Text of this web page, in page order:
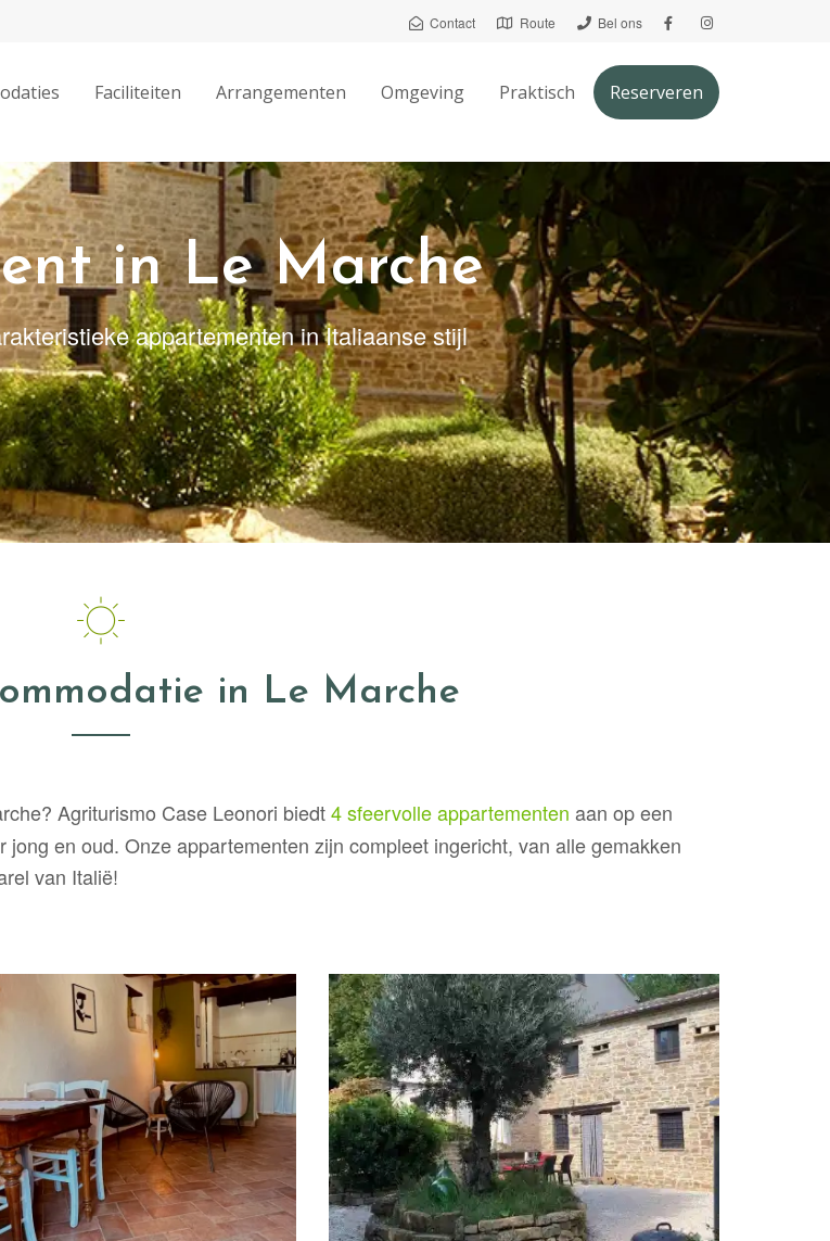
Contact Route Bel ons
Faciliteiten Arrangementen Omgeving Praktisch Reserveren
in Le Marche
appartementen in Italiaanse stijl
in Le Marche
Agriturismo Case Leonori biedt4 sfeervolle appartementen aan op een
en oud. Onze appartementen zijn compleet ingericht, van alle gemakken
van Italië!